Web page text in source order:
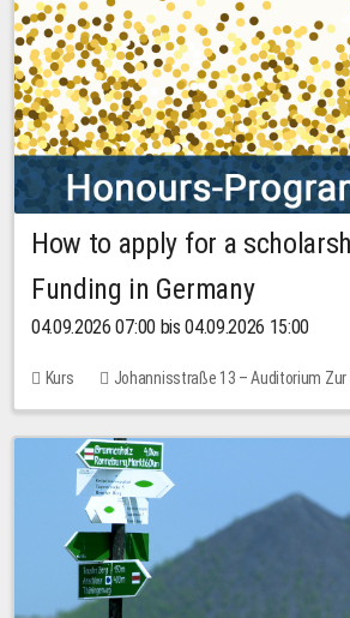
How to apply for a
Funding in Germany
04.09.2026 07:00 bis 04.09.2026 15:00
Kurs
Johannisstraße 13 – Auditorium Zur
Keine freien Plätze